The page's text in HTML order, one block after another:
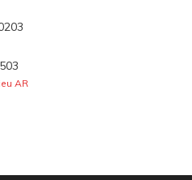
AR